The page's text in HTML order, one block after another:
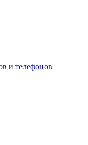
и телефонов